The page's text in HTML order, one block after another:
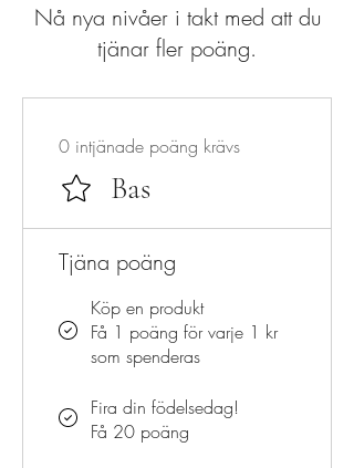
Nå nya nivåer i takt med att du
tjänar fler poäng.
Bas
0 intjänade poäng krävs
Tjäna poäng
Köp en produkt
Få 1 poäng för varje 1 kr
som spenderas
Fira din födelsedag!
Få 20 poäng